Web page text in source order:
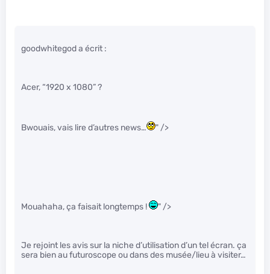
goodwhitegod a écrit :
Acer, “1920 x 1080” ?
Bwouais, vais lire d’autres news… " />
Mouahaha, ça faisait longtemps ! " />
Je rejoint les avis sur la niche d’utilisation d’un tel écran. ça
sera bien au futuroscope ou dans des musée/lieu à visiter…